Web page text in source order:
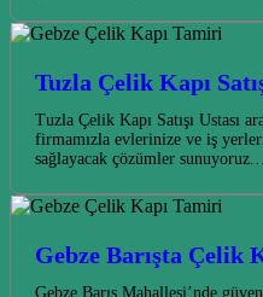
Tuzla Çelik Kapı
Tuzla Çelik Kapı Satışı Ustası
firmamızla evlerinize ve iş
sağlayacak çözümler
Gebze Barışta Çelik
Gebze Barış Mahallesi’nde